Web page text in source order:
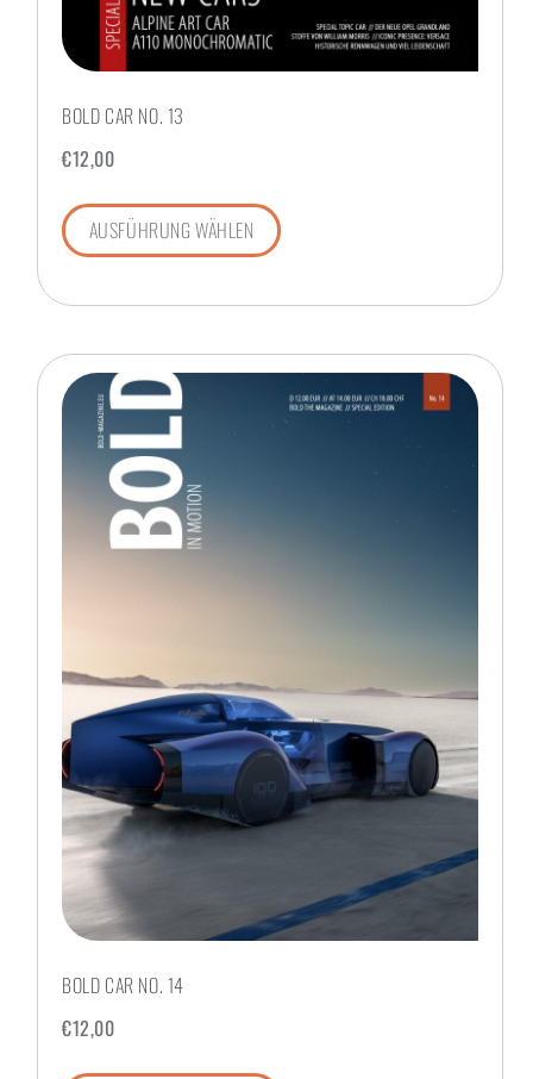
BOLD CAR NO. 13
€12,00
AUSFÜHRUNG WÄHLEN
BOLD CAR NO. 14
€12,00